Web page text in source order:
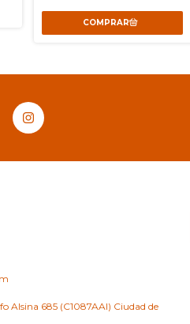
Alsina 685 (C1087AAI) Ciudad de